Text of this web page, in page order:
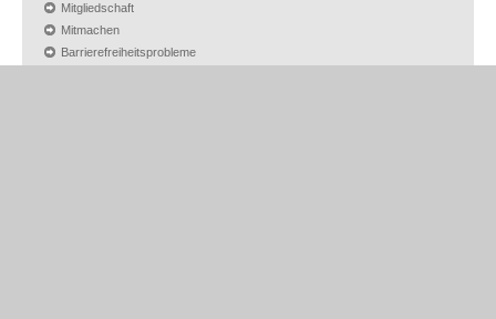
Mitgliedschaft
Mitmachen
Barrierefreiheitsprobleme